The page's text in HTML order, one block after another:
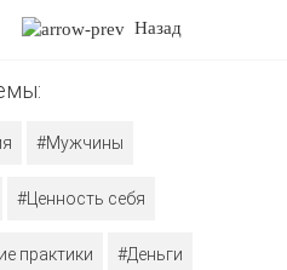
Назад
#Мужчины
#Ценность себя
практики #Деньги